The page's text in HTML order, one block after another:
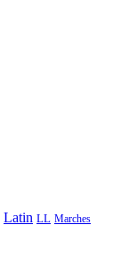
Latin LL Marches